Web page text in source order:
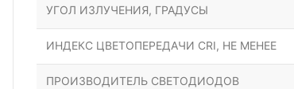
УГОЛ ИЗЛУЧЕНИЯ, ГРАДУСЫ
ИНДЕКС ЦВЕТОПЕРЕДАЧИ CRI, НЕ МЕНЕЕ
ПРОИЗВОДИТЕЛЬ СВЕТОДИОДОВ